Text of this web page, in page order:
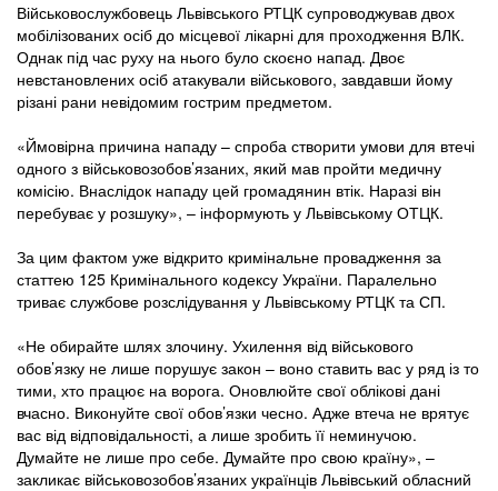
Військовослужбовець Львівського РТЦК супроводжував двох
мобілізованих осіб до місцевої лікарні для проходження ВЛК.
Однак під час руху на нього було скоєно напад. Двоє
невстановлених осіб атакували військового, завдавши йому
різані рани невідомим гострим предметом.
«Ймовірна причина нападу – спроба створити умови для втечі
одного з військовозобов’язаних, який мав пройти медичну
комісію. Внаслідок нападу цей громадянин втік. Наразі він
перебуває у розшуку», – інформують у Львівському ОТЦК.
За цим фактом уже відкрито кримінальне провадження за
статтею 125 Кримінального кодексу України. Паралельно
триває службове розслідування у Львівському РТЦК та СП.
«Не обирайте шлях злочину. Ухилення від військового
обов’язку не лише порушує закон – воно ставить вас у ряд із то
тими, хто працює на ворога. Оновлюйте свої облікові дані
вчасно. Виконуйте свої обов’язки чесно. Адже втеча не врятує
вас від відповідальності, а лише зробить її неминучою.
Думайте не лише про себе. Думайте про свою країну», –
закликає військовозобов’язаних українців Львівський обласний